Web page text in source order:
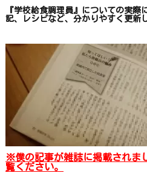
『学校給食調理員』についての実際
記、レシピなど、 分かりやすく更新
※僕の記事が雑誌に掲載されま
覧ください。